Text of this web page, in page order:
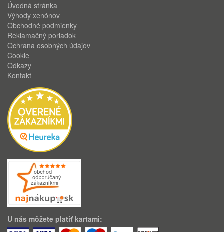
Úvodná stránka
Výhody xenónov
Obchodné podmienky
Reklamačný poriadok
Ochrana osobných údajov
Cookie
Odkazy
Kontakt
U nás môžete platiť kartami: